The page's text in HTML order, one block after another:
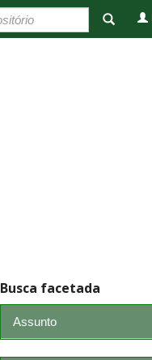
Busca facetada
Assunto